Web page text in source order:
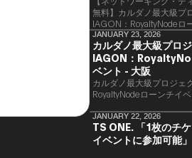
無料】カルダノ最大級プ
IAGON：RoyaltyNodeロ
京
JANUARY 23, 2026
カルダノ最大級プロ
IAGON：
ベント - 大阪
カルダノ最大級プロジェ
RoyaltyNodeローンチイ
JANUARY 22, 2026
TS ONE. 「1枚のチ
イベントに参加可能」